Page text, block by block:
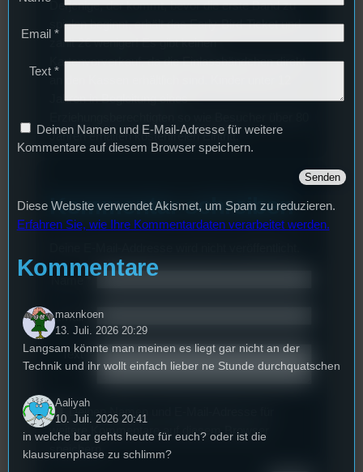
Derjenige, der kommt, bevor die erste Band zu
spielen beginnt, erhält das Early-Bird-Ticket und
zahlt 2€ weniger! Es gibt keinen
Kartenvorverkauf, da die Einlassbändchen direkt
Jahren in Begleitung eines
Jahren erhalten kostenfreien Eintritt.
Kommentar schreiben
Email*
Text*
Deinen Namen und E-Mail-Adresse für
weitere Kommentare auf diesem Browser
speichern.
Email *
Text *
Deinen Namen und E-Mail-Adresse für weitere
Kommentare auf diesem Browser speichern.
Diese Website verwendet Akismet, um Spam zu reduzieren.
Erfahren Sie, wie Ihre Kommentardaten verarbeitet werden.
Kommentare
maxnkoen
13. Juli. 2026 20:29
Langsam könnte man meinen es liegt gar nicht an der
Technik und ihr wollt einfach lieber ne Stunde durchquatschen
Aaliyah
10. Juli. 2026 20:41
in welche bar gehts heute für euch? oder ist die
klausurenphase zu schlimm?